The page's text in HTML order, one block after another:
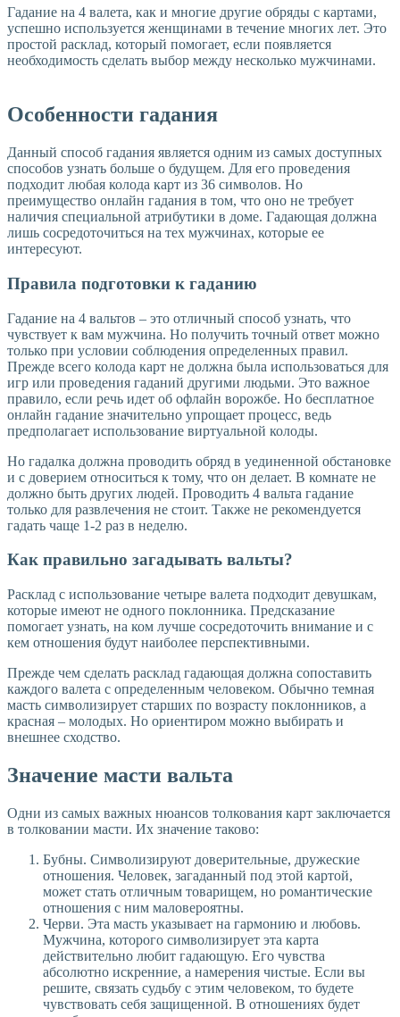
Гадание на 4 валета, как и многие другие обряды с картами,
успешно используется женщинами в течение многих лет. Это
простой расклад, который помогает, если появляется
необходимость сделать выбор между несколько мужчинами.
Особенности гадания
Данный способ гадания является одним из самых доступных
способов узнать больше о будущем. Для его проведения
подходит любая колода карт из 36 символов. Но
преимущество онлайн гадания в том, что оно не требует
наличия специальной атрибутики в доме. Гадающая должна
лишь сосредоточиться на тех мужчинах, которые ее
интересуют.
Правила подготовки к гаданию
Гадание на 4 вальтов – это отличный способ узнать, что
чувствует к вам мужчина. Но получить точный ответ можно
только при условии соблюдения определенных правил.
Прежде всего колода карт не должна была использоваться для
игр или проведения гаданий другими людьми. Это важное
правило, если речь идет об офлайн ворожбе. Но бесплатное
онлайн гадание значительно упрощает процесс, ведь
предполагает использование виртуальной колоды.
Но гадалка должна проводить обряд в уединенной обстановке
и с доверием относиться к тому, что он делает. В комнате не
должно быть других людей. Проводить 4 вальта гадание
только для развлечения не стоит. Также не рекомендуется
гадать чаще 1-2 раз в неделю.
Как правильно загадывать вальты?
Расклад с использование четыре валета подходит девушкам,
которые имеют не одного поклонника. Предсказание
помогает узнать, на ком лучше сосредоточить внимание и с
кем отношения будут наиболее перспективными.
Прежде чем сделать расклад гадающая должна сопоставить
каждого валета с определенным человеком. Обычно темная
масть символизирует старших по возрасту поклонников, а
красная – молодых. Но ориентиром можно выбирать и
внешнее сходство.
Значение масти вальта
Одни из самых важных нюансов толкования карт заключается
в толковании масти. Их значение таково:
Бубны. Символизируют доверительные, дружеские
отношения. Человек, загаданный под этой картой,
может стать отличным товарищем, но романтические
отношения с ним маловероятны.
Черви. Эта масть указывает на гармонию и любовь.
Мужчина, которого символизирует эта карта
действительно любит гадающую. Его чувства
абсолютно искренние, а намерения чистые. Если вы
решите, связать судьбу с этим человеком, то будете
чувствовать себя защищенной. В отношениях будет